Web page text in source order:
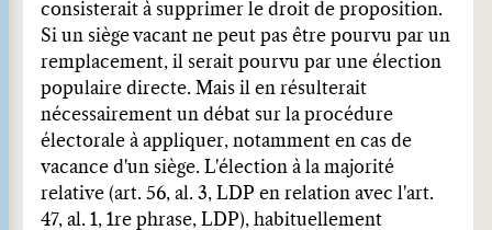
consisterait à supprimer le droit de proposition.
Si un siège vacant ne peut pas être pourvu par un
remplacement, il serait pourvu par une élection
populaire directe. Mais il en résulterait
nécessairement un débat sur la procédure
électorale à appliquer, notamment en cas de
vacance d'un siège. L'élection à la majorité
relative (art. 56, al. 3, LDP en relation avec l'art.
47, al. 1, 1re phrase, LDP), habituellement